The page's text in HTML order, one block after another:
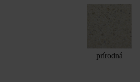
prírodná